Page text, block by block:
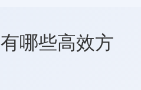
哪些高效方